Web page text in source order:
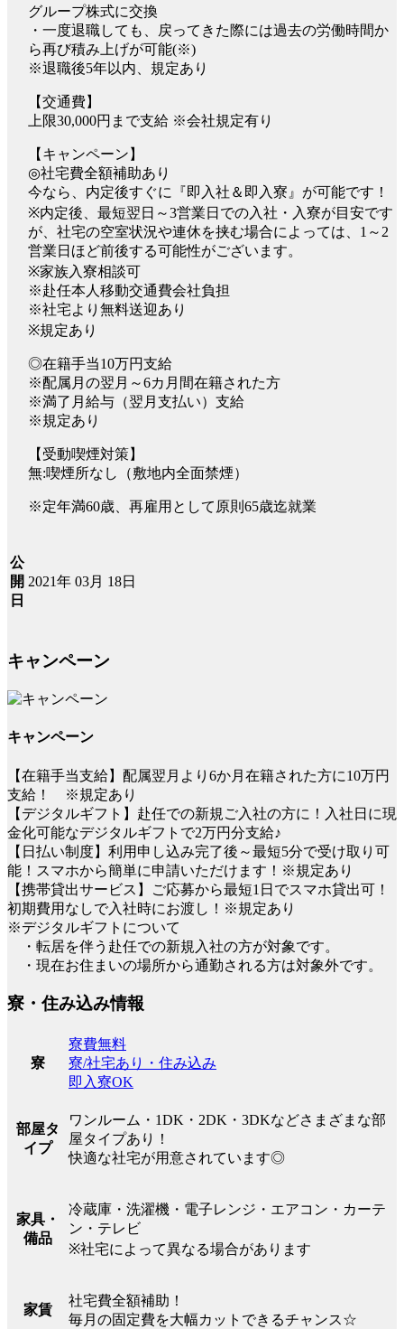
グループ株式に交換
・一度退職しても、戻ってきた際には過去の労働時間か
ら再び積み上げが可能(※)
※退職後5年以内、規定あり
【交通費】
上限30,000円まで支給 ※会社規定有り
【キャンペーン】
◎社宅費全額補助あり
今なら、内定後すぐに『即入社＆即入寮』が可能です！
※内定後、最短翌日～3営業日での入社・入寮が目安です
が、社宅の空室状況や連休を挟む場合によっては、1～2
営業日ほど前後する可能性がございます。
※家族入寮相談可
※赴任本人移動交通費会社負担
※社宅より無料送迎あり
※規定あり
◎在籍手当10万円支給
※配属月の翌月～6カ月間在籍された方
※満了月給与（翌月支払い）支給
※規定あり
【受動喫煙対策】
無:喫煙所なし（敷地内全面禁煙）
※定年満60歳、再雇用として原則65歳迄就業
公
開
日
2021年 03月 18日
キャンペーン
キャンペーン
【在籍手当支給】配属翌月より6か月在籍された方に10万円
支給！ ※規定あり
【デジタルギフト】赴任での新規ご入社の方に！入社日に現
金化可能なデジタルギフトで2万円分支給♪
【日払い制度】利用申し込み完了後～最短5分で受け取り可
能！スマホから簡単に申請いただけます！※規定あり
【携帯貸出サービス】ご応募から最短1日でスマホ貸出可！
初期費用なしで入社時にお渡し！※規定あり
※デジタルギフトについて
・転居を伴う赴任での新規入社の方が対象です。
・現在お住まいの場所から通勤される方は対象外です。
寮・住み込み情報
寮
寮費無料
寮/社宅あり・住み込み
即入寮OK
部屋タ
イプ
ワンルーム・1DK・2DK・3DKなどさまざまな部
屋タイプあり！
快適な社宅が用意されています◎
家具・
備品
冷蔵庫・洗濯機・電子レンジ・エアコン・カーテ
ン・テレビ
※社宅によって異なる場合があります
家賃
社宅費全額補助！
毎月の固定費を大幅カットできるチャンス☆